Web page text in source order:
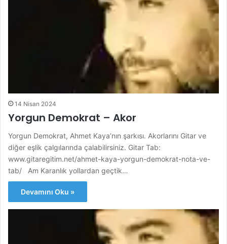
14 Nisan 2024
Yorgun Demokrat – Akor
Yorgun Demokrat, Ahmet Kaya’nın şarkısı. Akorlarını Gitar ve
diğer eşlik çalgılarında çalabilirsiniz. Gitar Tab:
www.gitaregitim.net/ahmet-kaya-yorgun-demokrat-nota-ve-
tab/ Am Karanlık yollardan geçtik…
Devamını Oku »